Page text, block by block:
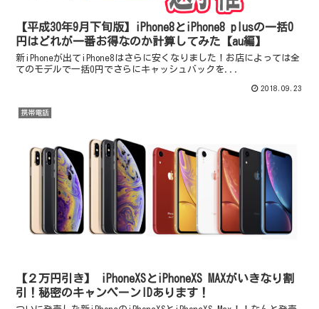
【平成30年9月下旬版】iPhone8とiPhone8 plusの一括0
円はどれが一番お得なのか計算してみた【au編】
新iPhoneが出てiPhone8はさらに安くなりました！お店によっては全
てのモデルで一括0円でさらにキャッシュバックを...
2018.09.23
携帯電話
【２万円引き】 iPhoneXSとiPhoneXS MAXがいきなり割
引！秘密のキャンペーンIDあります！